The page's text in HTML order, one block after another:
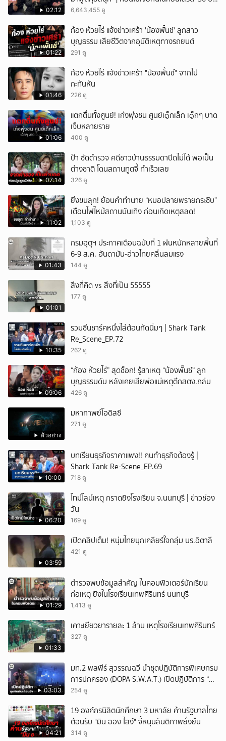
02:12
LOSO นานเท่าไรก็รอ'
6,643,455 ดู
01:22
ก้อง ห้วยไร่ แจ้งข่าวเศร้า 'น้องพั้นช์' ลูกสาว
บุญธรรม เสียชีวิตจากอุบัติเหตุทางรถยนต์
291 ดู
01:46
ก้อง ห้วยไร่ แจ้งข่าวเศร้า "น้องพั้นช์" จากไป
กะทันหัน
226 ดู
01:06
แตกตื่นทั้งศูนย์! เก๋งพุ่งชน ศูนย์เ๑็กเล็ก เ๑็กๆ บาด
เจ็บหลายราย
400 ดู
07:14
ป้า ซัดตำรวจ คดีชาวบ้านธรรมดาปิดไม่ได้ พอเป็น
ต่างชาติ โดนสถานทูตจี้ ทำเร็วเลย
326 ดู
11:02
ยิ่งขนลุก! ย้อนคำทำนาย “หมอปลายพรายกระซิบ”
เตือนไฟไหม้สถานบันเทิง ก่อนเกิดเหตุสลด!
1,103 ดู
01:43
กรมอุตุฯ ประกาศเตือนฉบับที่ 1 ฝนหนักหลายพื้นที่
6-9 ส.ค. อันดามัน-อ่าวไทยคลื่นลมแรง
144 ดู
01:01
สิ่งที่คิด vs สิ่งที่เป็น 55555
177 ดู
10:35
รวมซีนชาร์คหนึ่งไล่ต้อนกัดนิ่มๆ | Shark Tank
Re_Scene_EP.72
262 ดู
09:06
“ก้อง ห้วยไร่” สุดช็อก! รู้สาเหตุ “น้องพั๊นซ์“ ลูก
บุญธรรมดับ หลังเคยเสียพ่อแม่เหตุตึกสตง.ถล่ม
426 ดู
ตัวอย่าง
มหากาพย์โอดิสซี
271 ดู
10:00
บทเรียนธุรกิจราคาแพง!! คนทำธุรกิจต้องรู้ |
Shark Tank Re-Scene_EP.69
718 ดู
06:20
ไทม์ไลน์เหตุ กราดยิงโรงเรียน จ.นนทบุรี | ข่าวช่อง
วัน
169 ดู
03:59
เปิดคลิปเต็ม! หนุ่มไทยบุกเคลียร์ใจกลุ่ม นร.อิตาลี
421 ดู
01:29
ตำรวจพบข้อมูลสำคัญ ในคอมพิวเตอร์นักเรียน
ก่อเหตุ ยิงในโรงเรียนเทพศิรินทร์ นนทบุรี
1,413 ดู
01:33
เคาะเยียวยารายละ 1 ล้าน เหตุโรงเรียนเทพศิรินทร์
327 ดู
03:03
มท.2 พลพีร์ สุวรรณฉวี นำชุดปฏิบัติการพิเศษกรม
การปกครอง (DOPA S.W.A.T.) เปิดปฏิบัติการ “บา
รมีโสธร” บุกจับผับเถื่อนอัพยา กลางเมืองแปดริ้ว
254 ดู
04:21
19 องค์กรนิสิตนักศึกษา 3 มหาลัย ค้านรัฐบาลไทย
ต้อนรับ "มิน ออง ไลง์" จี้หนุนสันติภาพยั่งยืน
314 ดู
ยกเลิก